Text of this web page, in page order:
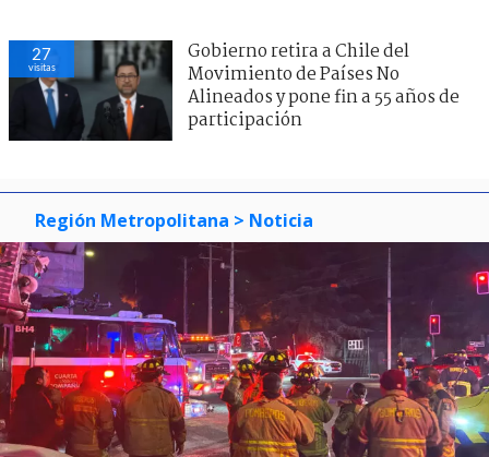
27
visitas
Gobierno retira a Chile del
Movimiento de Países No
Alineados y pone fin a 55 años de
participación
Región Metropolitana > Noticia